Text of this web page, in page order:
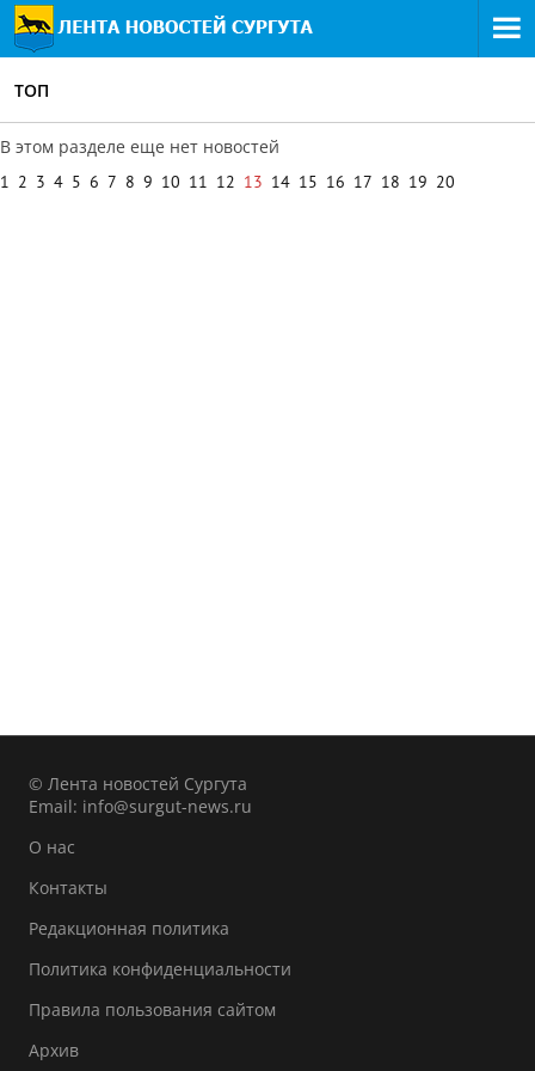
ТОП
В этом разделе еще нет новостей
1 2 3 4 5 6 7 8 9 10 11 12 13 14 15 16 17 18 19 20
© Лента новостей Сургута
Email: info@surgut-news.ru
О нас
Контакты
Редакционная политика
Политика конфиденциальности
Правила пользования сайтом
Архив